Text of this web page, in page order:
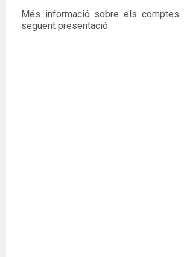
Més informació sobre els comptes
següent presentació: